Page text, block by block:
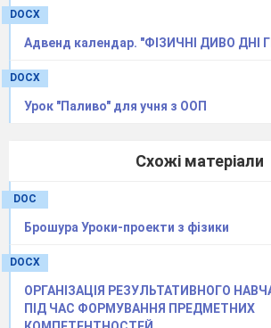
DOCX
Адвенд календар. "ФІЗИЧНІ ДИВО ДНІ
DOCX
Урок "Паливо" для учня з ООП
Схожі матеріали
DOC
Брошура Уроки-проекти з фізики
DOCX
ОРГАНІЗАЦІЯ РЕЗУЛЬТАТИВНОГО
ПІД ЧАС ФОРМУВАННЯ ПРЕДМЕТНИХ